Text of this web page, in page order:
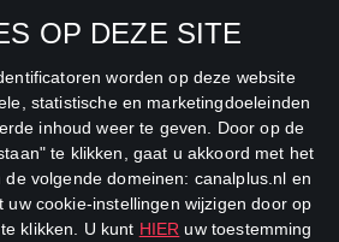
OP DEZE SITE
worden op deze website
statistische en marketingdoeleinden
inhoud weer te geven. Door op de
te klikken, gaat u akkoord met het
volgende domeinen: canalplus.nl en
uw cookie-instellingen wijzigen door op
klikken. U kunt HIER uw toestemming
NPO 2
NPO 3
RTL 4